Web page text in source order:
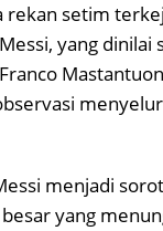
setim
yang dinilai
menjadi
yang